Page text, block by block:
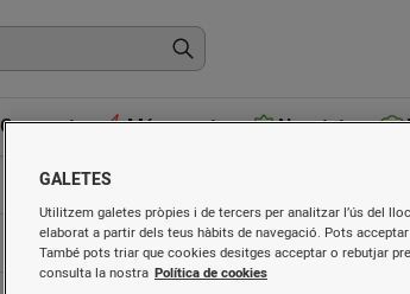
Gourmet Més venuts Novetats
Botes i sabates
GALETES
Utilitzem galetes pròpies i de tercers per analitzar l’ús del
elaborat a partir dels teus hàbits de navegació. Pots
També pots triar que cookies desitges acceptar o rebutjar
consulta la nostra Política de cookies